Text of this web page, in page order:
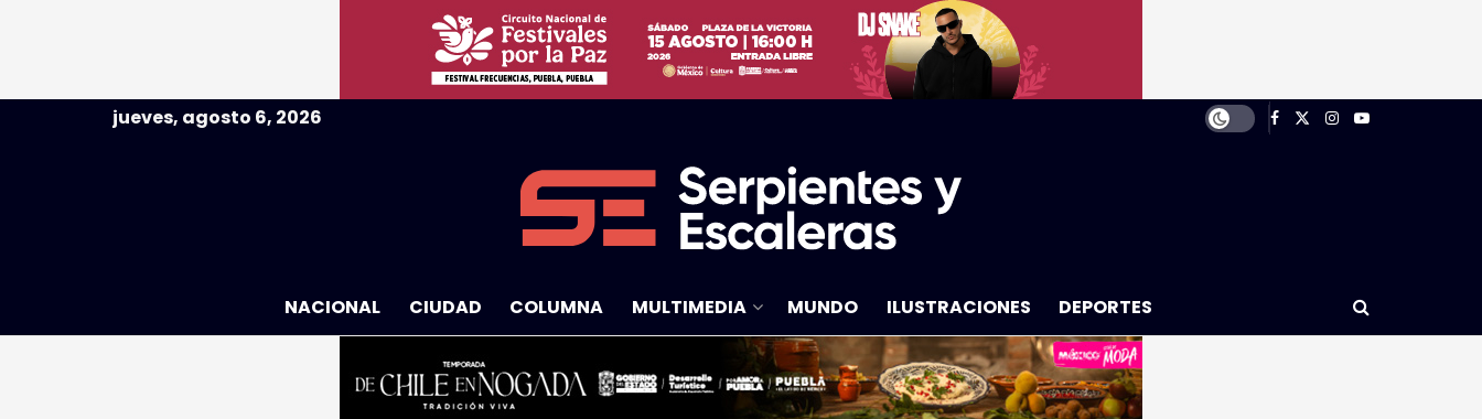
jueves, agosto 6, 2026
NACIONAL CIUDAD COLUMNA MULTIMEDIA MUNDO ILUSTRACIONES DEPORTES